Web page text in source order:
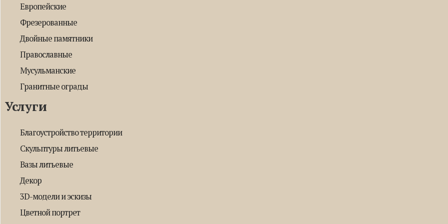
Европейские
Фрезерованные
Двойные памятники
Православные
Мусульманские
Гранитные ограды
Услуги
Благоустройство территории
Скульптуры литьевые
Вазы литьевые
Декор
3D-модели и эскизы
Цветной портрет